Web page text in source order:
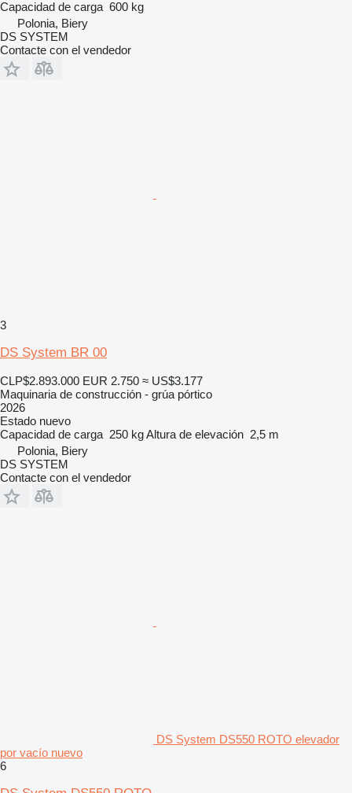
Capacidad de carga 600 kg
Polonia, Biery
DS SYSTEM
Contacte con el vendedor
3
DS System BR 00
CLP$2.893.000 EUR 2.750 ≈ US$3.177
Maquinaria de construcción - grúa pórtico
2026
Estado nuevo
Capacidad de carga 250 kgAltura de elevación 2,5 m
Polonia, Biery
DS SYSTEM
Contacte con el vendedor
DS System DS550 ROTO elevador
por vacío nuevo
6